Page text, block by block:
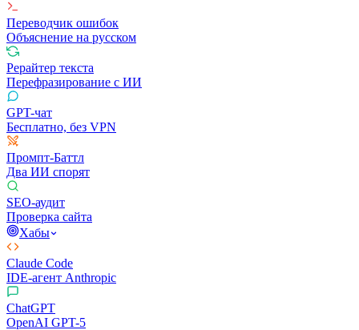
Переводчик ошибок
Объяснение на русском
Рерайтер текста
Перефразирование с ИИ
GPT-чат
Бесплатно, без VPN
Промпт-Баттл
Два ИИ спорят
SEO-аудит
Проверка сайта
Хабы
Claude Code
IDE-агент Anthropic
ChatGPT
OpenAI GPT-5